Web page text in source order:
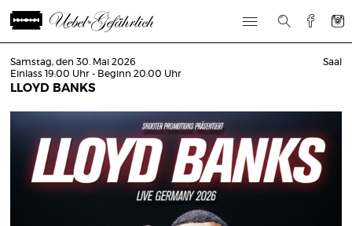
Samstag, den 30. Mai 2026
Einlass 19:00 Uhr - Beginn 20:00 Uhr
LLOYD BANKS
Saal